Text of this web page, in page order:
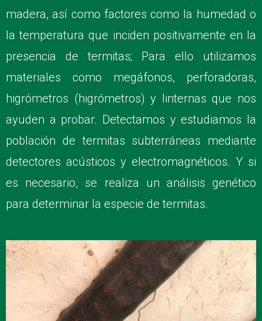
madera, así como factores como la humedad o
la temperatura que inciden positivamente en la
presencia de termitas; Para ello utilizamos
materiales como megáfonos, perforadoras,
higrómetros (higrómetros) y linternas que nos
ayuden a probar. Detectamos y estudiamos la
población de termitas subterráneas mediante
detectores acústicos y electromagnéticos. Y si
es necesario, se realiza un análisis genético
para determinar la especie de termitas.